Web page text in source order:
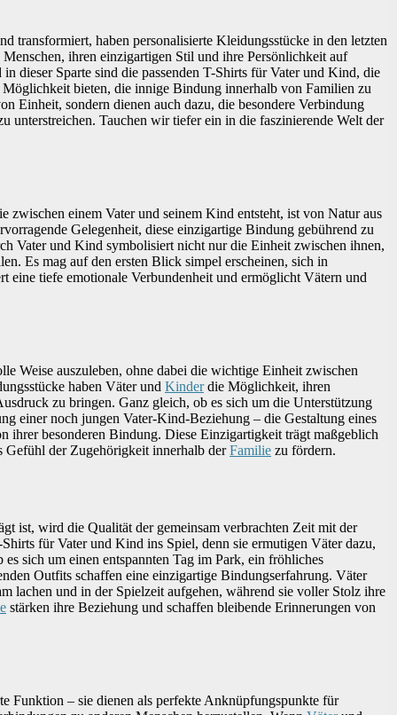
transformiert, haben personalisierte Kleidungsstücke in den letzten
ihren einzigartigen Stil und ihre Persönlichkeit auf
dieser Sparte sind die passenden T-Shirts für Vater und Kind, die
bieten, die innige Bindung innerhalb von Familien zu
Einheit, sondern dienen auch dazu, die besondere Verbindung
Tauchen wir tiefer ein in die faszinierende Welt der
zwischen einem Vater und seinem Kind entsteht, ist von Natur aus
Gelegenheit, diese einzigartige Bindung gebührend zu
Vater und Kind symbolisiert nicht nur die Einheit zwischen ihnen,
Es mag auf den ersten Blick simpel erscheinen, sich in
eine tiefe emotionale Verbundenheit und ermöglicht Vätern und
Weise auszuleben, ohne dabei die wichtige Einheit zwischen
haben Väter und Kinderdie Möglichkeit, ihren
zu bringen. Ganz gleich, ob es sich um die Unterstützung
einer noch jungen Vater-Kind-Beziehung – die Gestaltung eines
ihrer besonderen Bindung. Diese Einzigartigkeit trägt maßgeblich
Gefühl der Zugehörigkeit innerhalb derFamilie zu fördern.
ist, wird die Qualität der gemeinsam verbrachten Zeit mit der
für Vater und Kind ins Spiel, denn sie ermutigen Väter dazu,
sich um einen entspannten Tag im Park, ein fröhliches
Outfits schaffen eine einzigartige Bindungserfahrung. Väter
lachen und in der Spielzeit aufgehen, während sie voller Stolz ihre
stärken ihre Beziehung und schaffen bleibende Erinnerungen von
Funktion – sie dienen als perfekte Anknüpfungspunkte für